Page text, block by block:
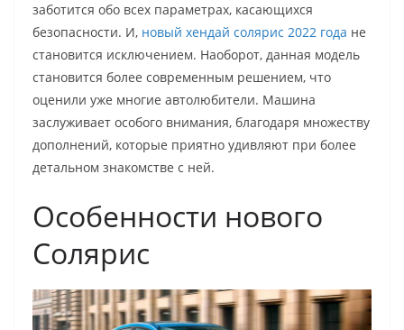
заботится обо всех параметрах, касающихся
безопасности. И, новый хендай солярис 2022 года не
становится исключением. Наоборот, данная модель
становится более современным решением, что
оценили уже многие автолюбители. Машина
заслуживает особого внимания, благодаря множеству
дополнений, которые приятно удивляют при более
детальном знакомстве с ней.
Особенности нового
Солярис